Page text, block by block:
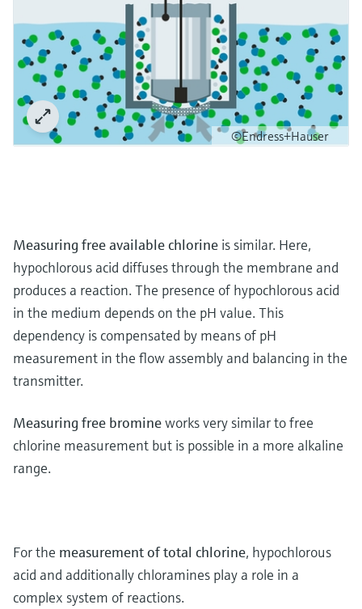
©Endress+Hauser
Measuring free available chlorine is similar. Here,
hypochlorous acid diffuses through the membrane and
produces a reaction. The presence of hypochlorous acid
in the medium depends on the pH value. This
dependency is compensated by means of pH
measurement in the flow assembly and balancing in the
transmitter.
Measuring free bromineworks very similar to free
chlorine measurement but is possible in a more alkaline
range.
For the measurement of total chlorine, hypochlorous
acid and additionally chloramines play a role in a
complex system of reactions.